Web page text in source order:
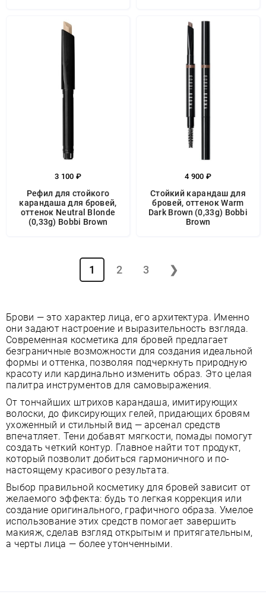
3 100 ₽
Рефил для стойкого
карандаша для бровей,
оттенок Neutral Blonde
(0,33g) Bobbi Brown
4 900 ₽
Стойкий карандаш для
бровей, оттенок Warm
Dark Brown (0,33g) Bobbi
Brown
1 2 3 ❯
Брови — это характер лица, его архитектура. Именно
они задают настроение и выразительность взгляда.
Современная косметика для бровей предлагает
безграничные возможности для создания идеальной
формы и оттенка, позволяя подчеркнуть природную
красоту или кардинально изменить образ. Это целая
палитра инструментов для самовыражения.
От тончайших штрихов карандаша, имитирующих
волоски, до фиксирующих гелей, придающих бровям
ухоженный и стильный вид — арсенал средств
впечатляет. Тени добавят мягкости, помады помогут
создать четкий контур. Главное найти тот продукт,
который позволит добиться гармоничного и по-
настоящему красивого результата.
Выбор правильной косметику для бровей зависит от
желаемого эффекта: будь то легкая коррекция или
создание оригинального, графичного образа. Умелое
использование этих средств помогает завершить
макияж, сделав взгляд открытым и притягательным,
а черты лица — более утонченными.